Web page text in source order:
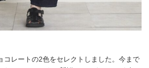
コレートの2色をセレクトしました。今まで